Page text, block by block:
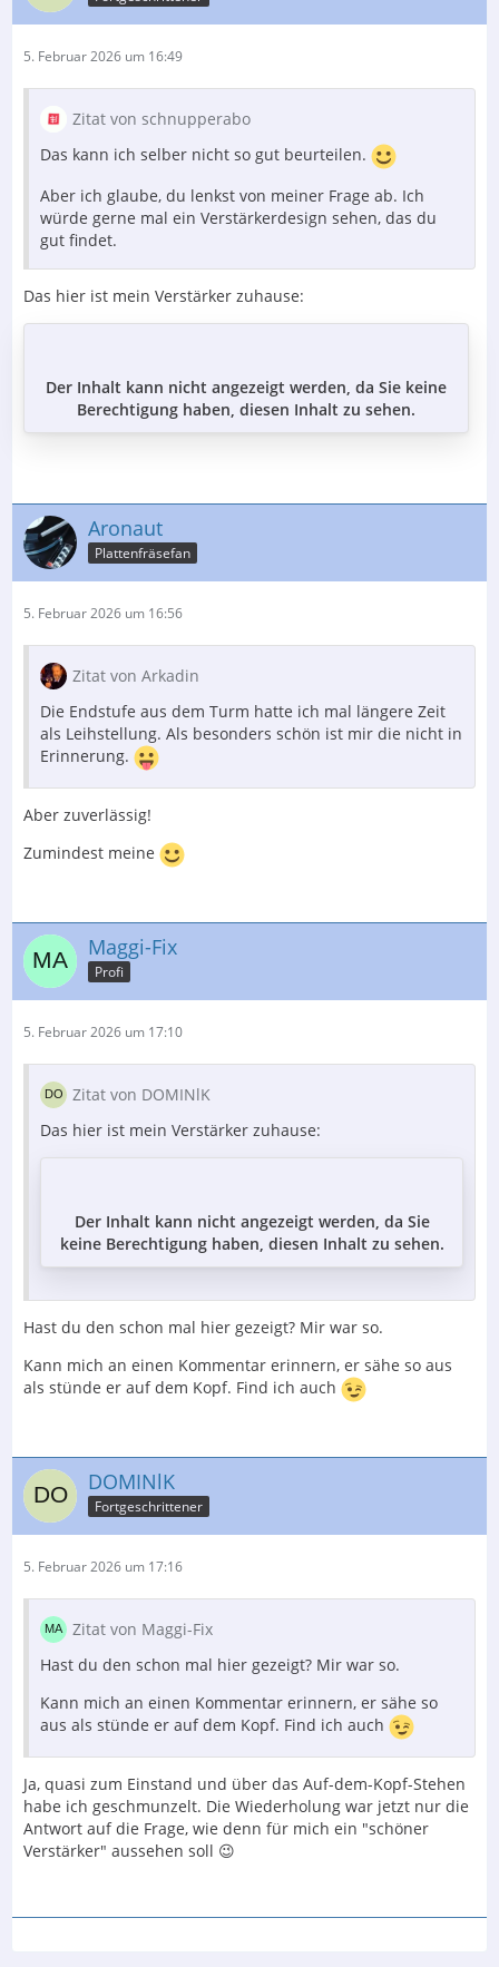
5. Februar 2026 um 16:49
Zitat von schnupperabo
Das kann ich selber nicht so gut beurteilen.
Aber ich glaube, du lenkst von meiner Frage ab. Ich
würde gerne mal ein Verstärkerdesign sehen, das du
gut findet.
Das hier ist mein Verstärker zuhause:
Der Inhalt kann nicht angezeigt werden, da Sie keine
Berechtigung haben, diesen Inhalt zu sehen.
Aronaut
Plattenfräsefan
5. Februar 2026 um 16:56
Zitat von Arkadin
Die Endstufe aus dem Turm hatte ich mal längere Zeit
als Leihstellung. Als besonders schön ist mir die nicht in
Erinnerung.
Aber zuverlässig!
Zumindest meine
Maggi-Fix
Profi
5. Februar 2026 um 17:10
Zitat von DOMINlK
Das hier ist mein Verstärker zuhause:
Der Inhalt kann nicht angezeigt werden, da Sie
keine Berechtigung haben, diesen Inhalt zu sehen.
Hast du den schon mal hier gezeigt? Mir war so.
Kann mich an einen Kommentar erinnern, er sähe so aus
als stünde er auf dem Kopf. Find ich auch
DOMINlK
Fortgeschrittener
5. Februar 2026 um 17:16
Zitat von Maggi-Fix
Hast du den schon mal hier gezeigt? Mir war so.
Kann mich an einen Kommentar erinnern, er sähe so
aus als stünde er auf dem Kopf. Find ich auch
Ja, quasi zum Einstand und über das Auf-dem-Kopf-Stehen
habe ich geschmunzelt. Die Wiederholung war jetzt nur die
Antwort auf die Frage, wie denn für mich ein "schöner
Verstärker" aussehen soll 😉